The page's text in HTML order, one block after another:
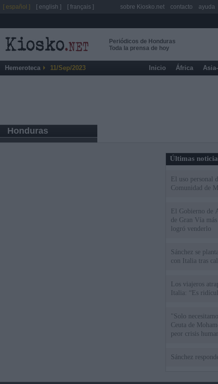
Periódicos de Honduras
Toda la prensa de hoy
Hemeroteca 11/Sep/2023 Inicio África
Honduras
Últimas
El uso personal
Comunidad de
El Gobierno de
de Gran Vía
logró venderlo
Sánchez se
con Italia tras
Los viajeros
Italia: “Es
"Solo
Ceuta de
peor crisis
Sánchez
[ español ] [ english ] [ français ] sobre Kiosko.net contacto ayuda